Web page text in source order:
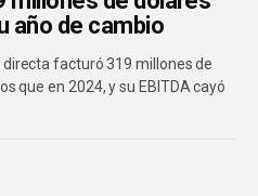
año de cambio
directa facturó 319 millones de
que en 2024, y su EBITDA cayó